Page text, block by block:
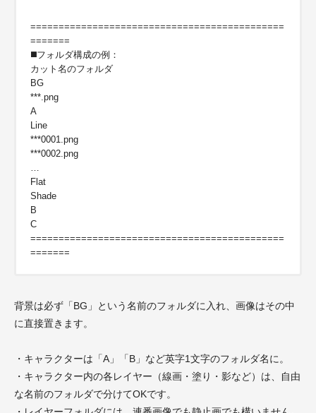
=============================================
=======
◼️フォルダ構成の例：
カット名のフォルダ
BG
***.png
A
Line
***0001.png
***0002.png
…
Flat
Shade
B
C
=============================================
=======
背景は必ず「BG」という名前のフォルダに入れ、画像はその中
に直接置きます。
・キャラクターは「A」「B」など英字1文字のフォルダ名に。
・キャラクター内の各レイヤー（線画・塗り・影など）は、自由
な名前のフォルダで分けてOKです。